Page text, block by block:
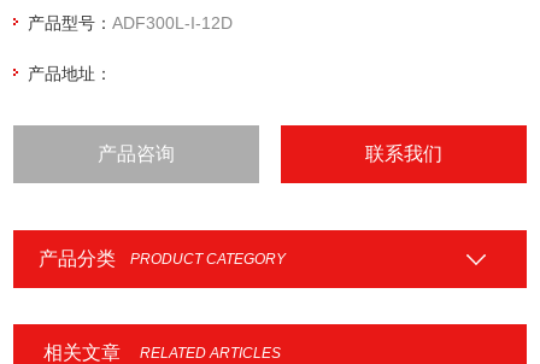
产品型号：ADF300L-I-12D
产品地址：
产品咨询 联系我们
产品分类 PRODUCT CATEGORY
相关文章 RELATED ARTICLES